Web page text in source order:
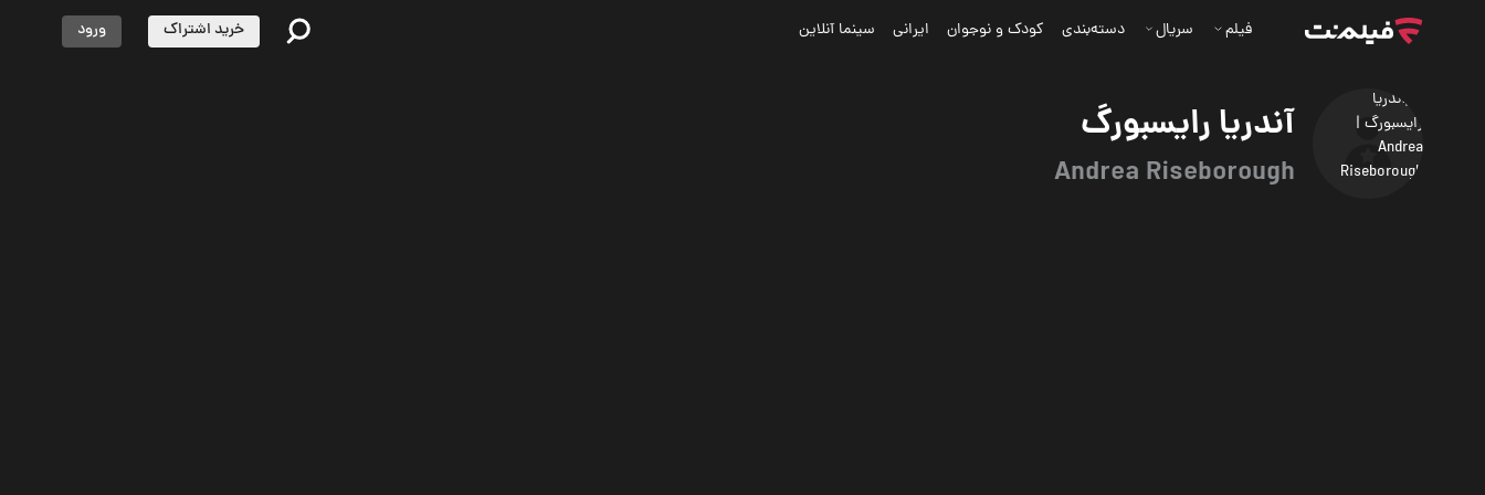
آندریا رایسبورگ
Andrea Riseborough
فیلم سریال دسته‌بندی کودک و نوجوان ایرانی سینما آنلاین خرید اشتراک ورود